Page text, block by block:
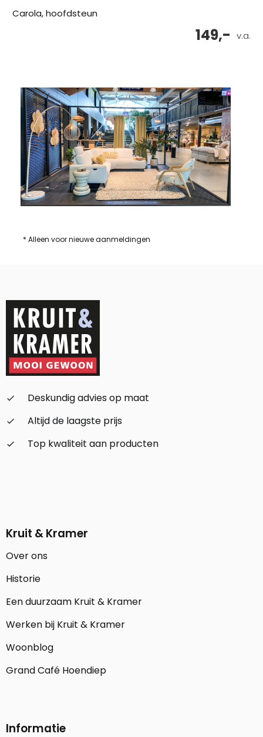
Carola, hoofdsteun
v.a.
149,-
* Alleen voor nieuwe aanmeldingen
check_small
Deskundig advies op maat
check_small
Altijd de laagste prijs
check_small
Top kwaliteit aan producten
Kruit & Kramer
Over ons
Historie
Een duurzaam Kruit & Kramer
Werken bij Kruit & Kramer
Woonblog
Grand Café Hoendiep
Informatie